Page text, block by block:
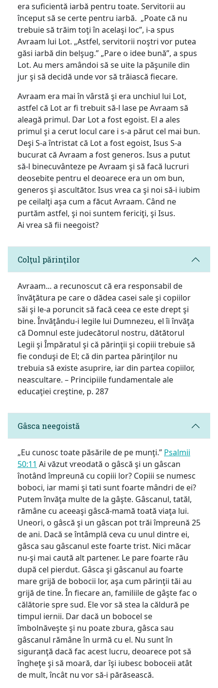
era suficientă iarbă pentru toate. Servitorii au
început să se certe pentru iarbă. „Poate că nu
trebuie să trăim toţi în acelaşi loc”, i-a spus
Avraam lui Lot. „Astfel, servitorii noştri vor putea
găsi iarbă din belşug.” „Pare o idee bună”, a spus
Lot. Au mers amândoi să se uite la păşunile din
jur şi să decidă unde vor să trăiască fiecare.
Avraam era mai în vârstă şi era unchiul lui Lot,
astfel că Lot ar fi trebuit să-l lase pe Avraam să
aleagă primul. Dar Lot a fost egoist. El a ales
primul şi a cerut locul care i s-a părut cel mai bun.
Deşi S-a întristat că Lot a fost egoist, Isus S-a
bucurat că Avraam a fost generos. Isus a putut
să-l binecuvânteze pe Avraam şi să facă lucruri
deosebite pentru el deoarece era un om bun,
generos şi ascultător. Isus vrea ca şi noi să-i iubim
pe ceilalţi aşa cum a făcut Avraam. Când ne
purtăm astfel, şi noi suntem fericiţi, şi Isus.
Ai vrea să fii neegoist?
Colţul părinţilor
Avraam... a recunoscut că era responsabil de
învăţătura pe care o dădea casei sale şi copiilor
săi şi le-a poruncit să facă ceea ce este drept şi
bine. Învăţându-i legile lui Dumnezeu, el îi învăţa
că Domnul este judecătorul nostru, dătătorul
Legii şi Împăratul şi că părinţii şi copiii trebuie să
fie conduşi de El; că din partea părinţilor nu
trebuia să existe asuprire, iar din partea copiilor,
neascultare. – Principiile fundamentale ale
educaţiei creştine, p. 287
Gâsca neegoistă
„Eu cunosc toate păsările de pe munţi.” Psalmii
50:11 Ai văzut vreodată o gâscă şi un gâscan
înotând împreună cu copiii lor? Copiii se numesc
boboci, iar mami şi tati sunt foarte mândri de ei?
Putem învăţa multe de la gâşte. Gâscanul, tatăl,
rămâne cu aceeaşi gâscă-mamă toată viaţa lui.
Uneori, o gâscă şi un gâscan pot trăi împreună 25
de ani. Dacă se întâmplă ceva cu unul dintre ei,
gâsca sau gâscanul este foarte trist. Nici măcar
nu-şi mai caută alt partener. Le pare foarte rău
după cel pierdut. Gâsca şi gâscanul au foarte
mare grijă de bobocii lor, aşa cum părinţii tăi au
grijă de tine. În fiecare an, familiile de gâşte fac o
călătorie spre sud. Ele vor să stea la căldură pe
timpul iernii. Dar dacă un bobocel se
îmbolnăveşte şi nu poate zbura, gâsca sau
gâscanul rămâne în urmă cu el. Nu sunt în
siguranţă dacă fac acest lucru, deoarece pot să
îngheţe şi să moară, dar îşi iubesc boboceii atât
de mult, încât nu vor să-i părăsească.